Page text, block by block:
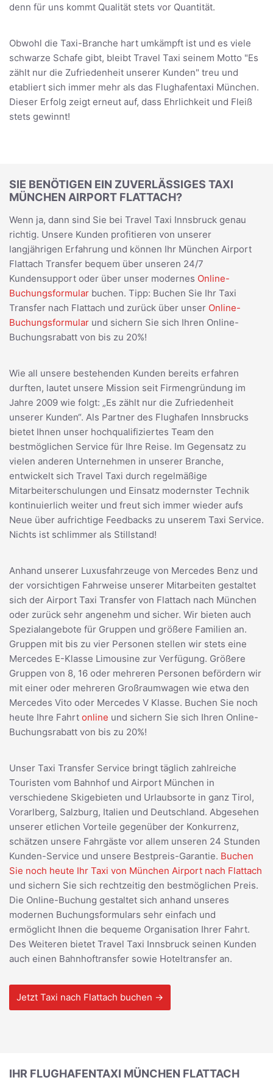
denn für uns kommt Qualität stets vor Quantität.
Obwohl die Taxi-Branche hart umkämpft ist und es viele
schwarze Schafe gibt, bleibt Travel Taxi seinem Motto "Es
zählt nur die Zufriedenheit unserer Kunden" treu und
etabliert sich immer mehr als das Flughafentaxi München.
Dieser Erfolg zeigt erneut auf, dass Ehrlichkeit und Fleiß
stets gewinnt!
SIE BENÖTIGEN EIN ZUVERLÄSSIGES TAXI
MÜNCHEN AIRPORT FLATTACH?
Wenn ja, dann sind Sie bei Travel Taxi Innsbruck genau
richtig. Unsere Kunden profitieren von unserer
langjährigen Erfahrung und können Ihr München Airport
Flattach Transfer bequem über unseren 24/7
Kundensupport oder über unser modernes Online-
Buchungsformular buchen. Tipp: Buchen Sie Ihr Taxi
Transfer nach Flattach und zurück über unser Online-
Buchungsformular und sichern Sie sich Ihren Online-
Buchungsrabatt von bis zu 20%!
Wie all unsere bestehenden Kunden bereits erfahren
durften, lautet unsere Mission seit Firmengründung im
Jahre 2009 wie folgt: „Es zählt nur die Zufriedenheit
unserer Kunden“. Als Partner des Flughafen Innsbrucks
bietet Ihnen unser hochqualifiziertes Team den
bestmöglichen Service für Ihre Reise. Im Gegensatz zu
vielen anderen Unternehmen in unserer Branche,
entwickelt sich Travel Taxi durch regelmäßige
Mitarbeiterschulungen und Einsatz modernster Technik
kontinuierlich weiter und freut sich immer wieder aufs
Neue über aufrichtige Feedbacks zu unserem Taxi Service.
Nichts ist schlimmer als Stillstand!
Anhand unserer Luxusfahrzeuge von Mercedes Benz und
der vorsichtigen Fahrweise unserer Mitarbeiten gestaltet
sich der Airport Taxi Transfer von Flattach nach München
oder zurück sehr angenehm und sicher. Wir bieten auch
Spezialangebote für Gruppen und größere Familien an.
Gruppen mit bis zu vier Personen stellen wir stets eine
Mercedes E-Klasse Limousine zur Verfügung. Größere
Gruppen von 8, 16 oder mehreren Personen befördern wir
mit einer oder mehreren Großraumwagen wie etwa den
Mercedes Vito oder Mercedes V Klasse. Buchen Sie noch
heute Ihre Fahrt online und sichern Sie sich Ihren Online-
Buchungsrabatt von bis zu 20%!
Unser Taxi Transfer Service bringt täglich zahlreiche
Touristen vom Bahnhof und Airport München in
verschiedene Skigebieten und Urlaubsorte in ganz Tirol,
Vorarlberg, Salzburg, Italien und Deutschland. Abgesehen
unserer etlichen Vorteile gegenüber der Konkurrenz,
schätzen unsere Fahrgäste vor allem unseren 24 Stunden
Kunden-Service und unsere Bestpreis-Garantie. Buchen
Sie noch heute Ihr Taxi von München Airport nach Flattach
und sichern Sie sich rechtzeitig den bestmöglichen Preis.
Die Online-Buchung gestaltet sich anhand unseres
modernen Buchungsformulars sehr einfach und
ermöglicht Ihnen die bequeme Organisation Ihrer Fahrt.
Des Weiteren bietet Travel Taxi Innsbruck seinen Kunden
auch einen Bahnhoftransfer sowie Hoteltransfer an.
Jetzt Taxi nach Flattach buchen →
IHR FLUGHAFENTAXI MÜNCHEN FLATTACH